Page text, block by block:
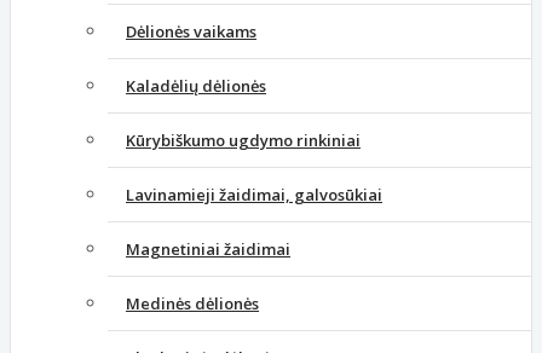
Dėlionės vaikams
Kaladėlių dėlionės
Kūrybiškumo ugdymo rinkiniai
Lavinamieji žaidimai, galvosūkiai
Magnetiniai žaidimai
Medinės dėlionės